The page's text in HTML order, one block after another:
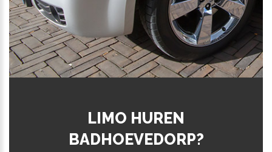
LIMO HUREN
BADHOEVEDORP?